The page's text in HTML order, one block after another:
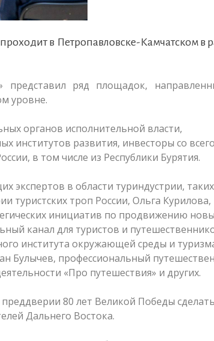
в Петропавловске-Камчатском в
представил ряд площадок,
уровне.
органов исполнительной власти,
институтов развития, инвесторы со всего
в том числе из Республики Бурятия.
экспертов в области туриндустрии,
туристских троп России, Ольга Курилова,
инициатив по продвижению
канал для туристов и
института окружающей среды и
Булычев, профессиональный
«Про путешествия» и других.
80 лет Великой Победы сделать
Дальнего Востока.